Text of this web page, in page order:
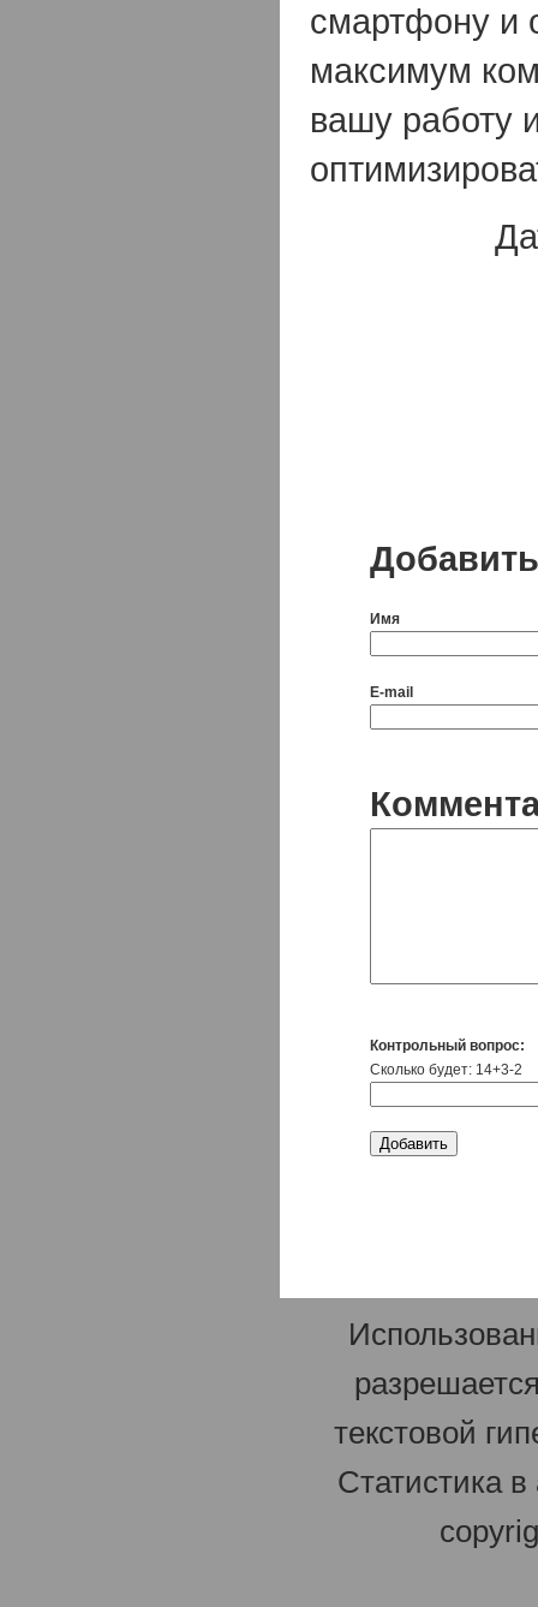
смартфону и
максимум
вашу работу
Имя
E-mail
Контрольный вопрос:
Сколько будет: 14+3-2
текстовой
Статистика